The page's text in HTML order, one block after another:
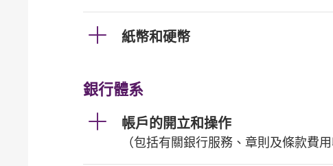
紙幣和硬幣
銀行體系
帳戶的開立和操作
（包括有關銀行服務、章則及條款費用